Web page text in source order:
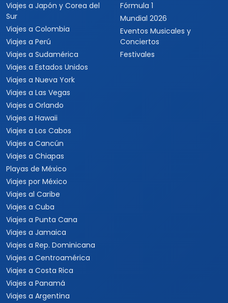
Viajes a Japón y Corea del
Sur
Viajes a Colombia
Viajes a Perú
Viajes a Sudamérica
Viajes a Estados Unidos
Viajes a Nueva York
Viajes a Las Vegas
Viajes a Orlando
Viajes a Hawaii
Viajes a Los Cabos
Viajes a Cancún
Viajes a Chiapas
Playas de México
Viajes por México
Viajes al Caribe
Viajes a Cuba
Viajes a Punta Cana
Viajes a Jamaica
Viajes a Rep. Dominicana
Viajes a Centroamérica
Viajes a Costa Rica
Viajes a Panamá
Viajes a Argentina
Fórmula 1
Mundial 2026
Eventos Musicales y
Conciertos
Festivales